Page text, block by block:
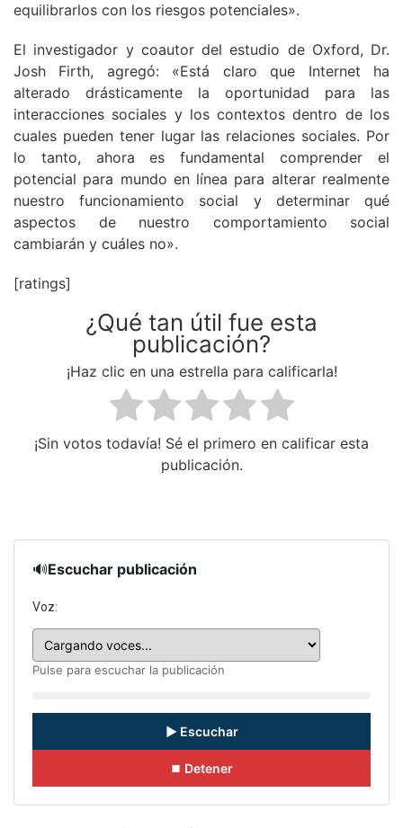
equilibrarlos con los riesgos potenciales».
El investigador y coautor del estudio de Oxford, Dr.
Josh Firth, agregó: «Está claro que Internet ha
alterado drásticamente la oportunidad para las
interacciones sociales y los contextos dentro de los
cuales pueden tener lugar las relaciones sociales. Por
lo tanto, ahora es fundamental comprender el
potencial para mundo en línea para alterar realmente
nuestro funcionamiento social y determinar qué
aspectos de nuestro comportamiento social
cambiarán y cuáles no».
[ratings]
¿Qué tan útil fue esta
publicación?
¡Haz clic en una estrella para calificarla!
¡Sin votos todavía! Sé el primero en calificar esta
publicación.
🔊Escuchar publicación
Voz:
Pulse para escuchar la publicación
▶ Escuchar
⏹ Detener